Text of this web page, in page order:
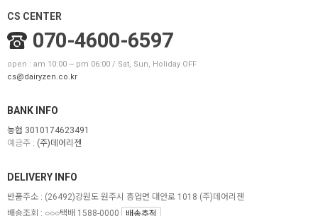
CS CENTER
070-4600-6597
open : am 10:00 ~ pm 06:00 / Sat, Sun, Holiday OFF
cs@dairyzen.co.kr
BANK INFO
농협 3010174623491
예금주 : (주)데어리젠
DELIVERY INFO
반품주소 : (26492)강원도 원주시 흥업면 대안로 1018 (주)데어리젠
배송조회 : ○○○택배 1588-0000
배송추적